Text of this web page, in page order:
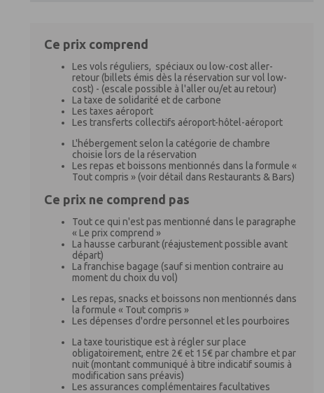
Ce prix comprend
Les vols réguliers, spéciaux ou low-cost aller-
retour (billets émis dès la réservation sur vol low-
cost) - (escale possible à l'aller ou/et au retour)
La taxe de solidarité et de carbone
Les taxes aéroport
Les transferts collectifs aéroport-hôtel-aéroport
L'hébergement selon la catégorie de chambre
choisie lors de la réservation
Les repas et boissons mentionnés dans la formule «
Tout compris » (voir détail dans Restaurants & Bars)
Ce prix ne comprend pas
Tout ce qui n'est pas mentionné dans le paragraphe
« Le prix comprend »
La hausse carburant (réajustement possible avant
départ)
La franchise bagage (sauf si mention contraire au
moment du choix du vol)
Les repas, snacks et boissons non mentionnés dans
la formule « Tout compris »
Les dépenses d'ordre personnel et les pourboires
La taxe touristique est à régler sur place
obligatoirement, entre 2€ et 15€ par chambre et par
nuit (montant communiqué à titre indicatif soumis à
modification sans préavis)
Les assurances complémentaires facultatives